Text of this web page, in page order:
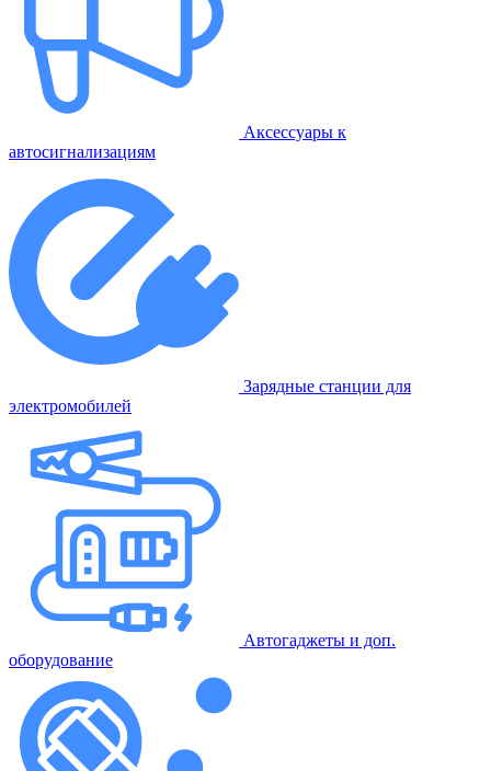
Аксессуары к
автосигнализациям
Зарядные станции для
электромобилей
Автогаджеты и доп.
оборудование